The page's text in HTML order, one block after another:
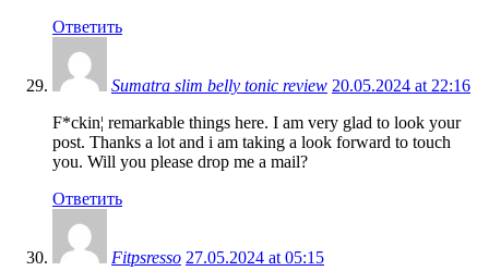
Ответить
Sumatra slim belly tonic review 20.05.2024 at 22:16
F*ckin¦ remarkable things here. I am very glad to look your
post. Thanks a lot and i am taking a look forward to touch
you. Will you please drop me a mail?
Ответить
Fitpsresso 27.05.2024 at 05:15